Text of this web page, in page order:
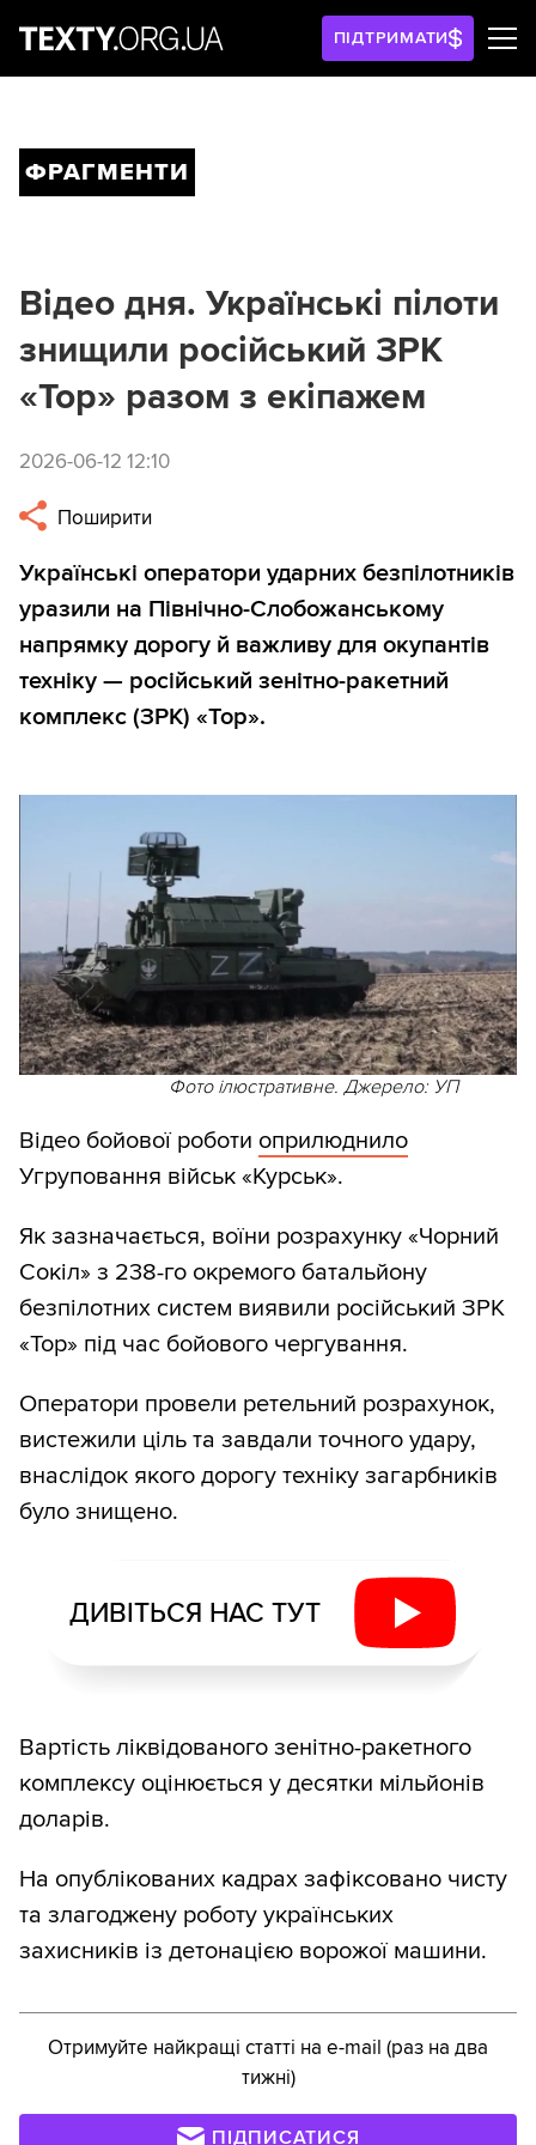
ПІДТРИМАТИ
ФРАГМЕНТИ
Відео дня. Українські пілоти
знищили російський ЗРК
«Тор» разом з екіпажем
2026-06-12 12:10
Поширити
Українські оператори ударних безпілотників
уразили на Північно-Слобожанському
напрямку дорогу й важливу для окупантів
техніку — російський зенітно-ракетний
комплекс (ЗРК) «Тор».
Фото ілюстративне. Джерело: УП
Відео бойової роботи оприлюднило
Угруповання військ «Курськ».
Як зазначається, воїни розрахунку «Чорний
Сокіл» з 238-го окремого батальйону
безпілотних систем виявили російський ЗРК
«Тор» під час бойового чергування.
Оператори провели ретельний розрахунок,
вистежили ціль та завдали точного удару,
внаслідок якого дорогу техніку загарбників
було знищено.
ДИВІТЬСЯ НАС ТУТ
Вартість ліквідованого зенітно-ракетного
комплексу оцінюється у десятки мільйонів
доларів.
На опублікованих кадрах зафіксовано чисту
та злагоджену роботу українських
захисників із детонацією ворожої машини.
Отримуйте найкращі статті на e-mail (раз на два
тижні)
ПІДПИСАТИСЯ